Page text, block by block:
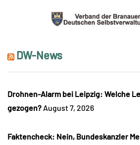
DW-News
Drohnen-Alarm bei Leipzig: Welche
gezogen? August 7, 2026
Faktencheck: Nein, Bundeskanzler